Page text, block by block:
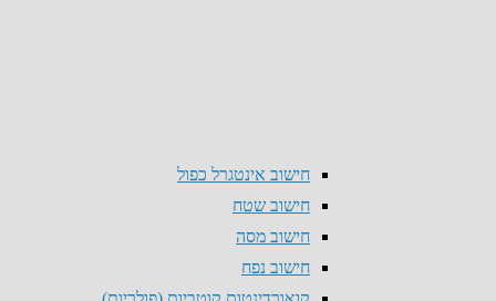
חישוב אינטגרל כפול
חישוב שטח
חישוב מסה
חישוב נפח